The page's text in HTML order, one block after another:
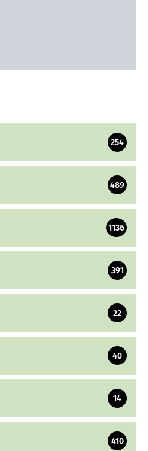
254
489
1136
391
22
40
14
410